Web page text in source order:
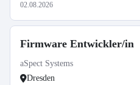
02.08.2026
Firmware Entwickler/in
aSpect Systems
Dresden